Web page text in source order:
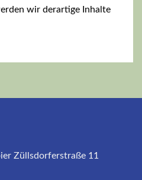
wir derartige Inhalte
Züllsdorferstraße 11